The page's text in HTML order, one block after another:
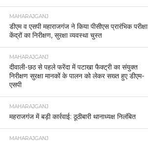
MAHARAJGANJ
डीएम व एसपी महाराजगंज ने किया पीसीएस प्रारंभिक परीक्षा
केंद्रों का निरीक्षण, सुरक्षा व्यवस्था चुस्त
MAHARAJGANJ
दीवाली-छठ से पहले फरेंदा में पटाखा फैक्ट्री का संयुक्त
निरीक्षण सुरक्षा मानकों के पालन को लेकर सख्त हुए डीएम-
एसपी
MAHARAJGANJ
महराजगंज में बड़ी कार्रवाई: ठूठीबारी थानाध्यक्ष निलंबित
MAHARAJGANJ